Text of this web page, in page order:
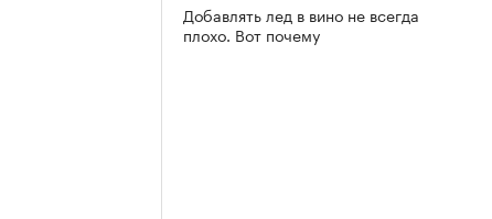
Добавлять лед в вино не всегда
плохо. Вот почему